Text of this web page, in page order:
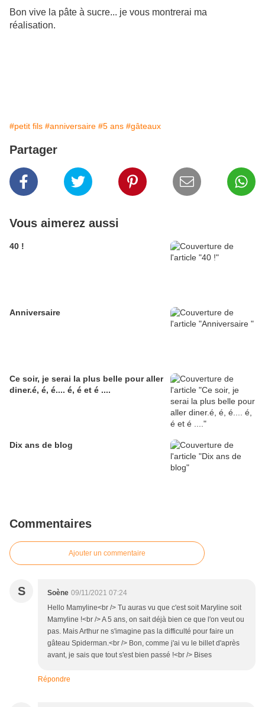
Bon vive la pâte à sucre... je vous montrerai ma
réalisation.
#petit fils #anniversaire #5 ans #gâteaux
Partager
Vous aimerez aussi
40 !
Anniversaire
Ce soir, je serai la plus belle pour aller
diner.é, é, é.... é, é et é ....
Dix ans de blog
Commentaires
Ajouter un commentaire
S Soène 09/11/2021 07:24
Hello Mamyline<br /> Tu auras vu que c'est soit Maryline soit
Mamyline !<br /> A 5 ans, on sait déjà bien ce que l'on veut ou
pas. Mais Arthur ne s'imagine pas la difficulté pour faire un
gâteau Spiderman.<br /> Bon, comme j'ai vu le billet d'après
avant, je sais que tout s'est bien passé !<br /> Bises
Répondre